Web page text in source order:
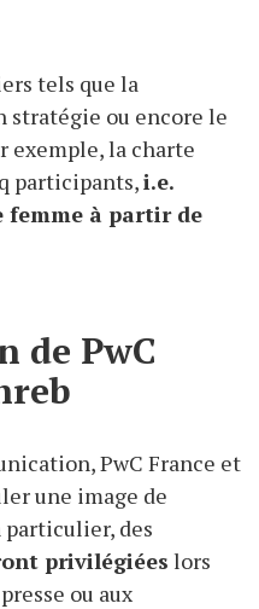
tels que la
stratégie ou encore le
exemple, la charte
participants,i.e.
femme à partir de
de PwC
PwC France et
une image de
des
privilégiées lors
ou aux